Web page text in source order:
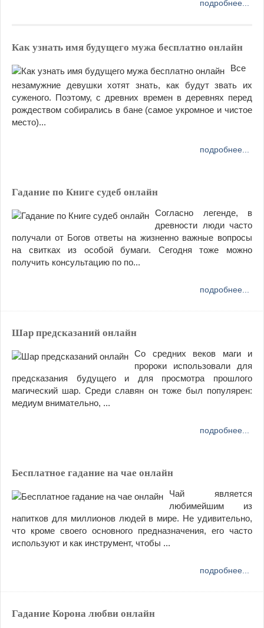
подробнее...
Как узнать имя будущего мужа бесплатно онлайн
Все
незамужние девушки хотят знать, как будут звать их
суженого. Поэтому, с древних времен в деревнях перед
рождеством собирались в бане (самое укромное и чистое
место)...
подробнее...
Гадание по Книге судеб онлайн
Согласно легенде, в
древности люди часто
получали от Богов ответы на жизненно важные вопросы
на свитках из особой бумаги. Сегодня тоже можно
получить консультацию по по...
подробнее...
Шар предсказаний онлайн
Со средних веков маги и
пророки использовали для
предсказания будущего и для просмотра прошлого
магический шар. Среди славян он тоже был популярен:
медиум внимательно, ...
подробнее...
Бесплатное гадание на чае онлайн
Чай является
любимейшим из
напитков для миллионов людей в мире. Не удивительно,
что кроме своего основного предназначения, его часто
используют и как инструмент, чтобы ...
подробнее...
Гадание Корона любви онлайн